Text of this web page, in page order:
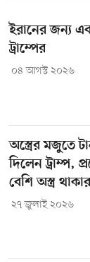
ইরানের জন্য
ট্রাম্পের
০৪ আগস্ট ২০২৬
অস্ত্রের মজুতে
দিলেন ট্রাম্প,
বেশি অস্ত্র
২৭ জুলাই ২০২৬